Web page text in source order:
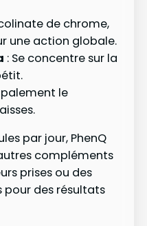
de chrome,
une action globale.
: Se concentre sur la
le
par jour, PhenQ
compléments
prises ou des
des résultats